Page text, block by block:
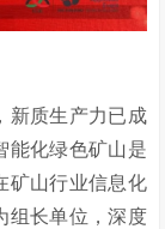
新质生产力已成
能化绿色矿山是
矿山行业信息化
组长单位，深度